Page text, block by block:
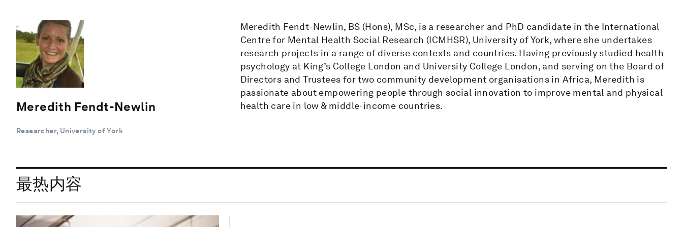
Meredith Fendt-Newlin
Researcher, University of York
Meredith Fendt-Newlin, BS (Hons), MSc, is a researcher and PhD candidate in the International
Centre for Mental Health Social Research (ICMHSR), University of York, where she undertakes
research projects in a range of diverse contexts and countries. Having previously studied health
psychology at King’s College London and University College London, and serving on the Board of
Directors and Trustees for two community development organisations in Africa, Meredith is
passionate about empowering people through social innovation to improve mental and physical
health care in low & middle-income countries.
最热内容